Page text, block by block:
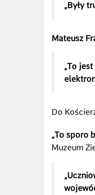
„Były
Mateusz
„To
Do
„To sporo
Muzeum